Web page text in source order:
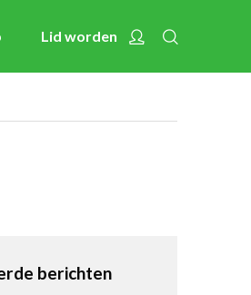
Lid worden Account
berichten
Nieuws
Cases